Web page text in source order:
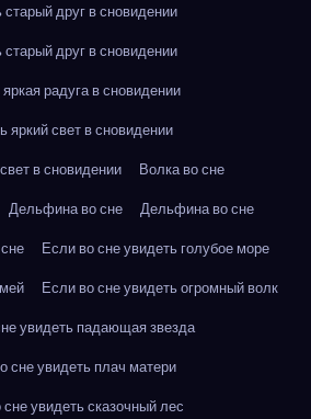
старый друг в сновидении
старый друг в сновидении
радуга в сновидении
яркий свет в сновидении
в сновидении
Волка во сне
Дельфина во сне
Дельфина во сне
Если во сне увидеть голубое море
Если во сне увидеть огромный волк
увидеть падающая звезда
сне увидеть плач матери
увидеть сказочный лес